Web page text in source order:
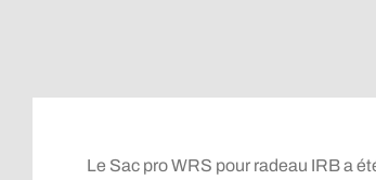
Le Sac pro WRS pour radeau IRB a